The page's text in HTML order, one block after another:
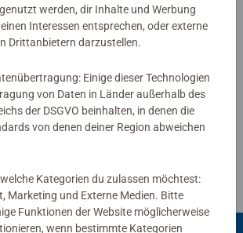
alles, was Künstler zum Malen
ist kein Mischen der Farben notwendig.
für Kinder und Erwachsene.
eine Bewertung
werden, dir Inhalte und Werbung
Interessen entsprechen, oder externe
Drittanbietern darzustellen.
Einige dieser Technologien
von Daten in Länder außerhalb des
der DSGVO beinhalten, in denen die
von denen deiner Region abweichen
Kategorien du zulassen möchtest:
Marketing und Externe Medien. Bitte
Funktionen der Website möglicherweise
wenn bestimmte Kategorien